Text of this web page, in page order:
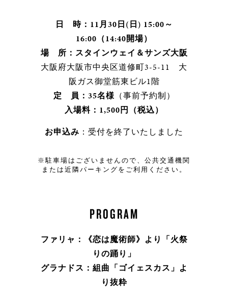
日 時：11月30日(日) 15:00～
16:00（14:40開場）
場 所：スタインウェイ＆サンズ大阪
大阪府大阪市中央区道修町3-5-11 大
阪ガス御堂筋東ビル1階
定 員：35名様（事前予約制）
入場料：1,500円（税込）
お申込み ：受付を終了いたしました
※駐車場はございませんので、公共交通機関
または近隣パーキングをご利用ください。
PROGRAM
ファリャ：《恋は魔術師》より「火祭
りの踊り」
グラナドス：組曲「ゴイェスカス」よ
り抜粋